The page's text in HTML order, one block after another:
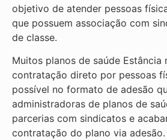
objetivo de atender pessoas
que possuem associação com
de classe.
Muitos planos de saúde
contratação direto por pessoas
possível no formato de adesão
administradoras de planos de
parcerias com sindicatos e
contratação do plano via adesão.